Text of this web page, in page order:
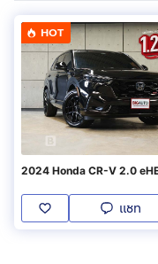
HOT
2024 Honda CR-V 2.0
แชท